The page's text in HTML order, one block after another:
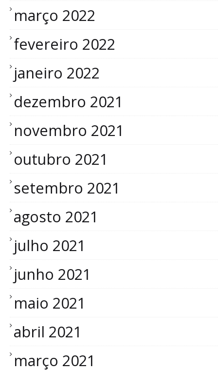
março 2022
fevereiro 2022
janeiro 2022
dezembro 2021
novembro 2021
outubro 2021
setembro 2021
agosto 2021
julho 2021
junho 2021
maio 2021
abril 2021
março 2021